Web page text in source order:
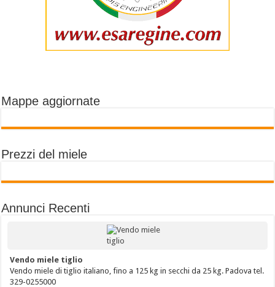
Mappe aggiornate
Prezzi del miele
Annunci Recenti
Vendo miele tiglio
Vendo miele di tiglio italiano, fino a 125 kg in secchi da 25 kg. Padova tel.
329-0255000